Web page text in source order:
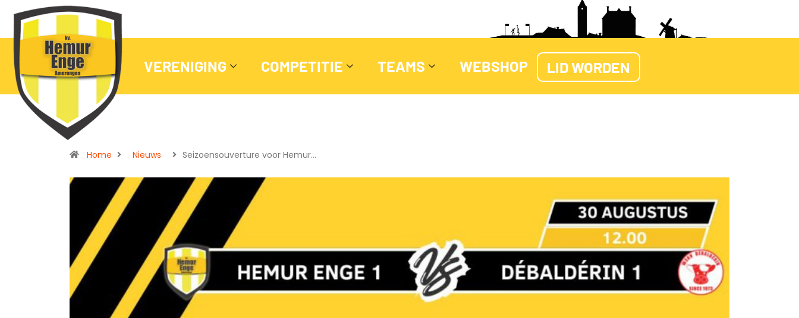
VERENIGING COMPETITIE TEAMS WEBSHOP LID WORDEN
Home Nieuws Seizoensouverture voor Hemur…